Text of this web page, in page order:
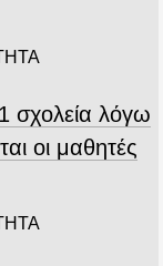
σχολεία λόγω
οι μαθητές